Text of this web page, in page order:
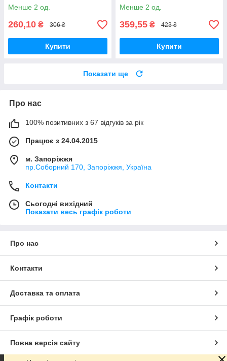
Менше 2 од.
260,10 ₴ 306 ₴
Купити
Менше 2 од.
359,55 ₴ 423 ₴
Купити
Показати ще
Про нас
100% позитивних з 67 відгуків за рік
Працює з 24.04.2015
м. Запоріжжя
пр.Соборний 170, Запоріжжя, Україна
Контакти
Сьогодні вихідний
Показати весь графік роботи
Про нас
Контакти
Доставка та оплата
Графік роботи
Повна версія сайту